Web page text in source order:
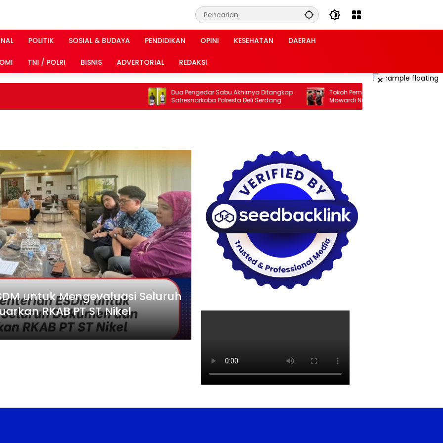
POLITIK SOSIAL & BUDAYA PENDIDIKAN OPINI KESEHATAN DAERAH
TNI / POLRI BISNIS ADVERTORIAL REDAKSI
×
Dua Pengedar Sabu Akhirnya Ditangkap
Satresnarkoba Polresta Deli Serdang
Tokoh Pemuda Aceh Jakarta: Pelantikan
Mawardi Nur Membuka Peluang Baru
bagi Kemajuan Migas Aceh
untuk Mengevaluasi Seluruh
RKAB PT ST Nikel